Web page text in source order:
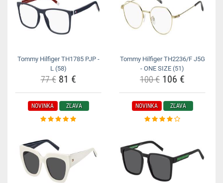
Tommy Hilfiger TH1785 PJP -
L (58)
77 €81 €
Tommy Hilfiger TH2236/F J5G
- ONE SIZE (51)
100 € 106 €
NOVINKA ZĽAVA NOVINKA ZĽAVA